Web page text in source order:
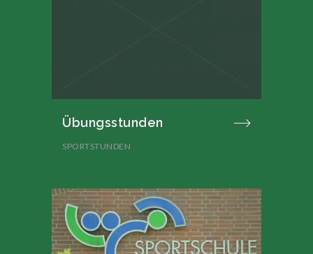
Übungsstunden
SPORTSTUNDEN